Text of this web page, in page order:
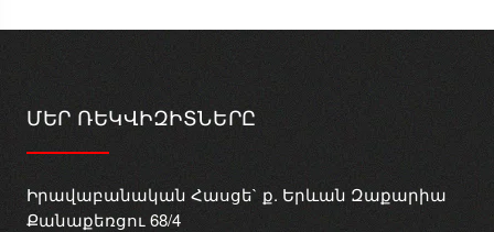
ՄԵՐ ՌԵԿՎԻԶԻՏՆԵՐԸ
Իրավաբանական Հասցե` ք. Երևան Զաքարիա
Քանաքեռցու 68/4